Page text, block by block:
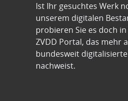
Ist Ihr gesuchtes Werk
unserem digitalen
probieren Sie es doch
ZVDD Portal, das mehr
bundesweit
nachweist.